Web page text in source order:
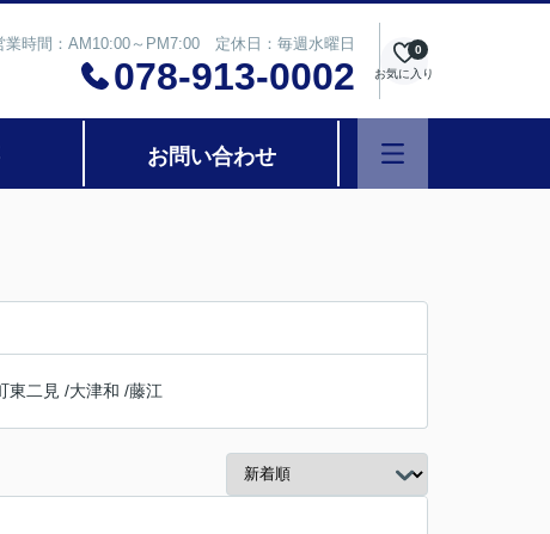
業時間：AM10:00～PM7:00 定休日：毎週水曜日
078-913-0002 お気に入り
0
お問い合わせ
東二見 /大津和 /藤江